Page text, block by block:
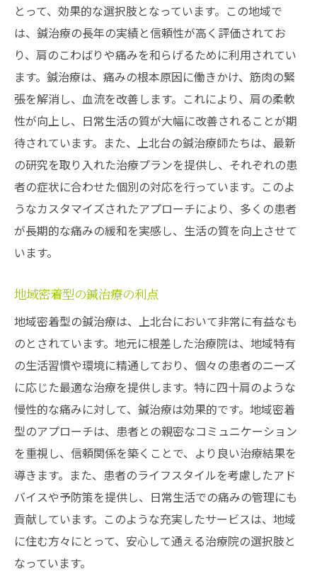
とって、効果的な選択肢となっています。この地域で
は、鍼治療の長年の実績と信頼性が高く評価されてお
り、肩のこわばりや痛みを和らげるために利用されてい
ます。鍼治療は、痛みの根本原因に働きかけ、筋肉の緊
張を解消し、血流を改善します。これにより、肩の柔軟
性が向上し、日常生活の質が大幅に改善されることが期
待されています。また、上北台の鍼治療師たちは、最新
の研究を取り入れた治療プランを提供し、それぞれの患
者の症状に合わせた個別の対応を行っています。このよ
うなカスタマイズされたアプローチにより、多くの患者
が長期的な痛みの緩和を実感し、生活の質を向上させて
います。
地域密着型の鍼治療の利点
地域密着型の鍼治療は、上北台において非常に有益なも
のとされています。地元に根差した治療院は、地域特有
の生活習慣や環境に精通しており、個々の患者のニーズ
に応じた最適な治療を提供します。特に四十肩のような
慢性的な痛みに対して、鍼治療は効果的です。地域密着
型のアプローチは、患者との親密なコミュニケーション
を重視し、信頼関係を築くことで、より良い治療結果を
導きます。また、患者のライフスタイルを考慮したアド
バイスや予防策を提供し、日常生活での痛みの管理にも
貢献しています。このような充実したサービスは、地域
に住む方々にとって、安心して通える治療院の選択肢と
なっています。